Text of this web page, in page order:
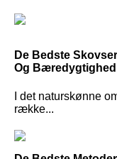
De Bedste
Og Bæredygtighed
I det naturskønne
række...